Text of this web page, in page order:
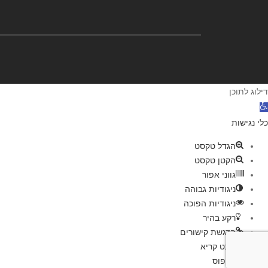
דילוג לתוכן
פתח סרגל נגישות
כלי נגישות
הגדל טקסט
הקטן טקסט
גווני אפור
ניגודיות גבוהה
ניגודיות הפוכה
רקע בהיר
הדגשת קישורים
פונט קריא
איפוס